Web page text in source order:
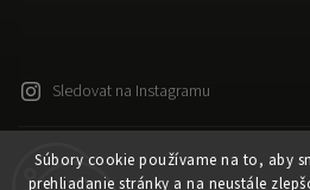
Súbory cookie používame na to, aby
prehliadanie stránky a na neustále
Sledovat na Instagramu
Copyright 2026Released.